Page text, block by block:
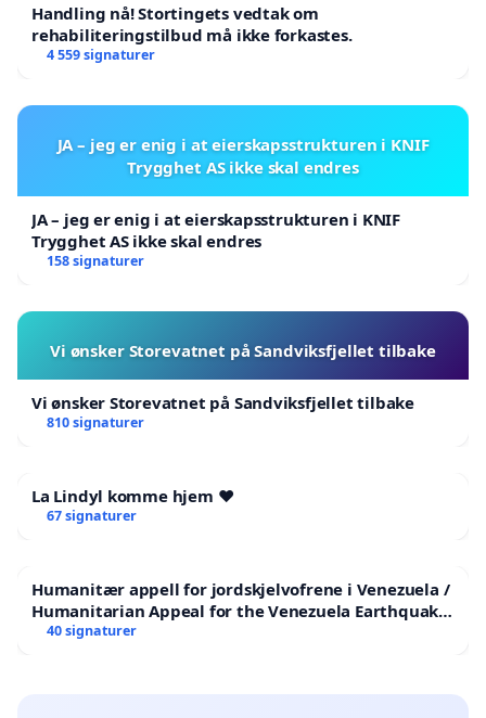
Handling nå! Stortingets vedtak om
rehabiliteringstilbud må ikke forkastes.
4 559 signaturer
JA – jeg er enig i at eierskapsstrukturen i KNIF
Trygghet AS ikke skal endres
JA – jeg er enig i at eierskapsstrukturen i KNIF
Trygghet AS ikke skal endres
158 signaturer
Vi ønsker Storevatnet på Sandviksfjellet tilbake
Vi ønsker Storevatnet på Sandviksfjellet tilbake
810 signaturer
La Lindyl komme hjem ❤️
67 signaturer
Humanitær appell for jordskjelvofrene i Venezuela /
Humanitarian Appeal for the Venezuela Earthquake
Victims
40 signaturer